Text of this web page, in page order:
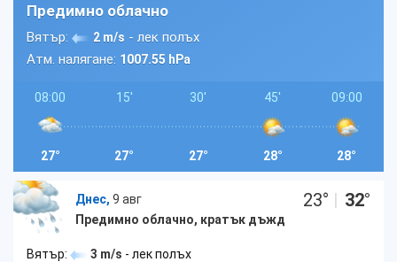
Предимно облачно
Вятър: 2 m/s - лек полъх
Атм. налягане: 1007.55 hPa
08:00
27°
15'
27°
30'
27°
45'
28°
09:00
28°
Днес, 9 авг
Предимно облачно, кратък дъжд
23° | 32°
Вятър: 3 m/s - лек полъх